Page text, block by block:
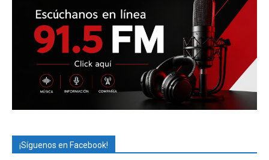
¡Síguenos en Facebook!